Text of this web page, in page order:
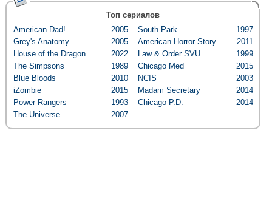
Топ сериалов
American Dad!
2005 South Park
1997
Grey's Anatomy
2005 American Horror Story
2011
House of the Dragon
2022 Law & Order SVU
1999
The Simpsons
1989 Chicago Med
2015
Blue Bloods
2010 NCIS
2003
iZombie
2015 Madam Secretary
2014
Power Rangers
1993 Chicago P.D.
2014
The Universe
2007